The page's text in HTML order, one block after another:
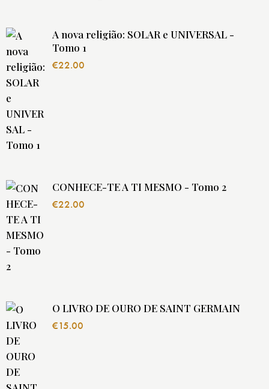
A nova religião: SOLAR e UNIVERSAL -
Tomo 1
€22.00
CONHECE-TE A TI MESMO - Tomo 2
€22.00
O LIVRO DE OURO DE SAINT GERMAIN
€15.00